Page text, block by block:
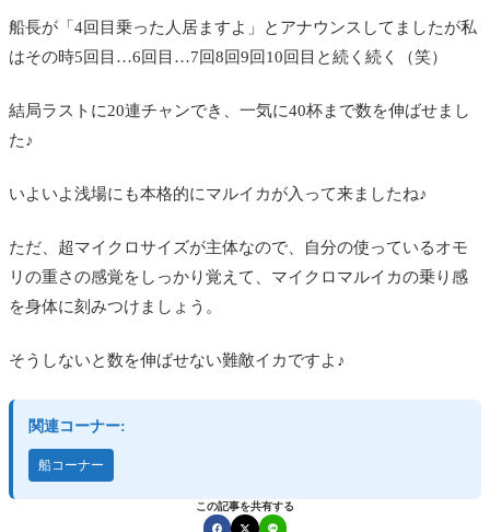
船長が「4回目乗った人居ますよ」とアナウンスしてましたが私
はその時5回目…6回目…7回8回9回10回目と続く続く（笑）
結局ラストに20連チャンでき、一気に40杯まで数を伸ばせまし
た♪
いよいよ浅場にも本格的にマルイカが入って来ましたね♪
ただ、超マイクロサイズが主体なので、自分の使っているオモ
リの重さの感覚をしっかり覚えて、マイクロマルイカの乗り感
を身体に刻みつけましょう。
そうしないと数を伸ばせない難敵イカですよ♪
関連コーナー:
船コーナー
この記事を共有する